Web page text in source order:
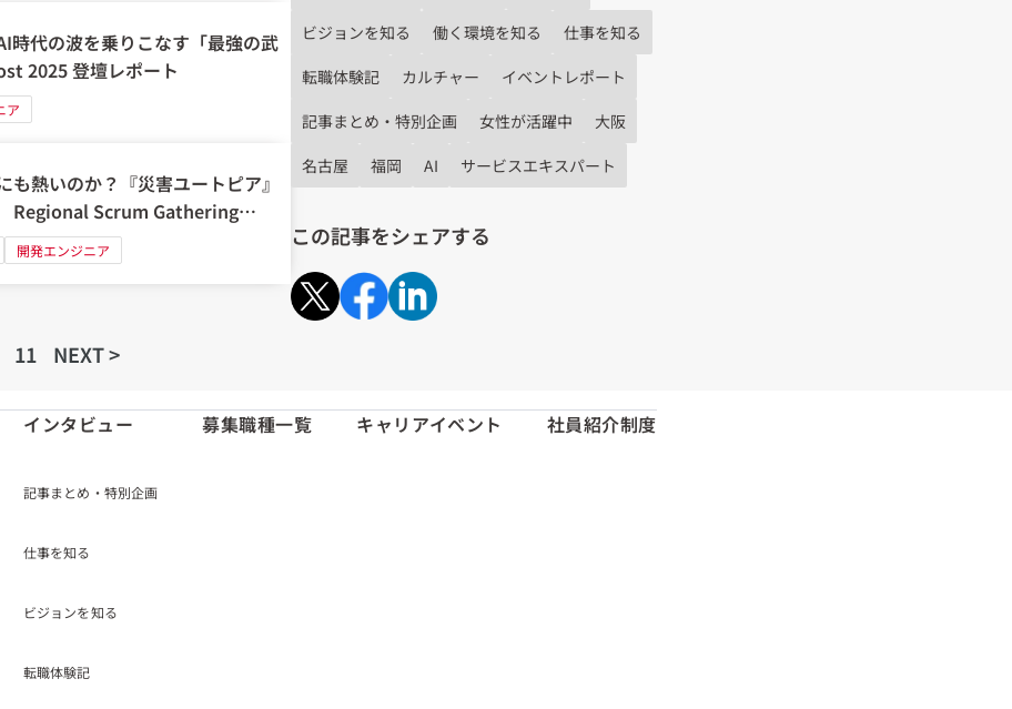
代の波を乗りこなす「最強の武
2025 登壇レポート
ア
熱いのか？『災害ユートピア』
Regional Scrum Gathering
開発エンジニア
11 NEXT >
ビジョンを知る
働く環境を知る
仕事を知る
転職体験記
カルチャー
イベントレポート
記事まとめ・特別企画
女性が活躍中
大阪
名古屋
福岡 AI サービスエキスパート
この記事をシェアする
インタビュー
記事まとめ・特別企画
仕事を知る
ビジョンを知る
転職体験記
募集職種一覧 キャリアイベント 社員紹介制度